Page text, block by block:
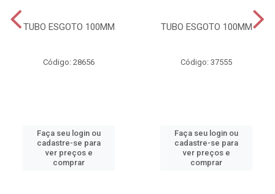
TUBO ESGOTO 100MM
Código: 28656
Faça seu login ou
cadastre-se para
ver preços e
comprar
TUBO ESGOTO 100MM
Código: 37555
Faça seu login ou
cadastre-se para
ver preços e
comprar